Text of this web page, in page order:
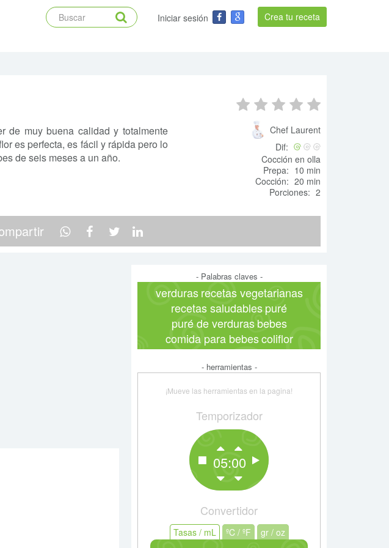
Crea tu receta
Iniciar sesión
Chef Laurent
Dif:
Cocción en olla
Prepa: 10 min
Cocción: 20 min
Porciones: 2
de muy buena calidad y totalmente
es perfecta, es fácil y rápida pero lo
de seis meses a un año.
- Palabras claves -
verduras recetas vegetarianas
recetas saludablespuré
puré de verduras bebes
comida para bebescoliflor
- herramientas -
¡Mueve las herramientas en la pagina!
Temporizador
05:00
Convertidor
Tasas / mL ºC / ºF gr / oz
Tasas / mL ºC / ºF
gr / oz